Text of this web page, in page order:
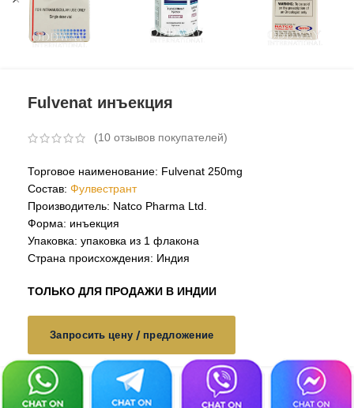
Fulvenat инъекция
(10 отзывов покупателей)
Торговое наименование: Fulvenat 250mg
Состав: Фулвестрант
Производитель: Natco Pharma Ltd.
Форма: инъекция
Упаковка: упаковка из 1 флакона
Страна происхождения: Индия
ТОЛЬКО ДЛЯ ПРОДАЖИ В ИНДИИ
Запросить цену / предложение